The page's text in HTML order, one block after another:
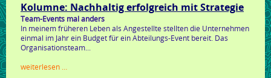
Kolumne: Nachhaltig erfolgreich mit Strategie
Team-Events mal anders
In meinem früheren Leben als Angestellte stellten die Unternehmen
einmal im Jahr ein Budget für ein Abteilungs-Event bereit. Das
Organisationsteam...
weiterlesen …